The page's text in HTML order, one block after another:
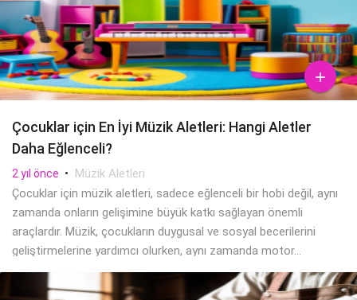

Çocuklar için En İyi Müzik Aletleri: Hangi Aletler
Daha Eğlenceli?
2 yıl önce • Müzik Aletleri
Çocuklar için müzik aletleri, sadece eğlenceli bir hobi değil, aynı
zamanda onların gelişimine büyük katkı sağlayan önemli
araçlardır. Müzik, çocukların duygusal ve sosyal becerilerini
geliştirmelerine yardımcı olurken, aynı zamanda motor...